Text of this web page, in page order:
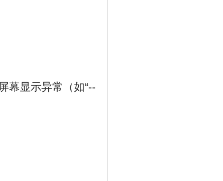
幕显示异常（如“--